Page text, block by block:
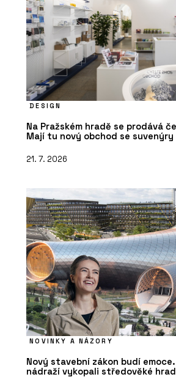
DESIGN
Na Pražském hradě se prodává
Mají tu nový obchod se suvenýry
21. 7. 2026
NOVINKY A NÁZORY
Nový stavební zákon budí
nádraží vykopali středověké